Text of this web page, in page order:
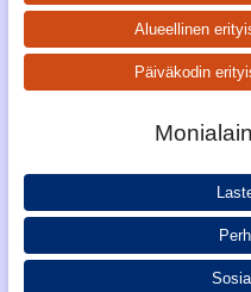
Alueellinen
Päiväkodin